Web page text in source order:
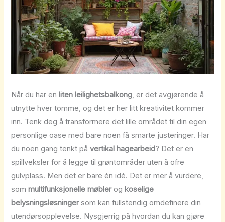
Når du har en liten leilighetsbalkong, er det avgjørende å
utnytte hver tomme, og det er her litt kreativitet kommer
inn. Tenk deg å transformere det lille området til din egen
personlige oase med bare noen få smarte justeringer. Har
du noen gang tenkt påvertikal hagearbeid? Det er en
spillveksler for å legge til grøntområder uten å ofre
gulvplass. Men det er bare én idé. Det er mer å vurdere,
sommultifunksjonelle møblerog koselige
belysningsløsningersom kan fullstendig omdefinere din
utendørsopplevelse. Nysgjerrig på hvordan du kan gjøre